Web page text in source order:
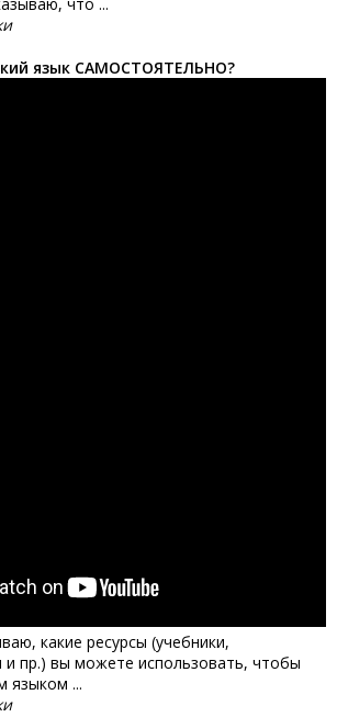
что ...
язык САМОСТОЯТЕЛЬНО?
какие ресурсы (учебники,
пр.) вы можете использовать, чтобы
языком ...